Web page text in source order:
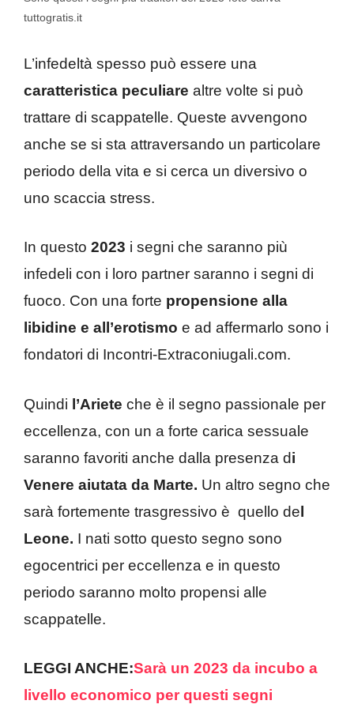
tuttogratis.it
L’infedeltà spesso può essere una
caratteristica peculiare altre volte si può
trattare di scappatelle. Queste avvengono
anche se si sta attraversando un particolare
periodo della vita e si cerca un diversivo o
uno scaccia stress.
In questo 2023 i segni che saranno più
infedeli con i loro partner saranno i segni di
fuoco. Con una forte propensione alla
libidine e all’erotismo e ad affermarlo sono i
fondatori di Incontri-Extraconiugali.com.
Quindi l’Ariete che è il segno passionale per
eccellenza, con un a forte carica sessuale
saranno favoriti anche dalla presenza di
Venere aiutata da Marte. Un altro segno che
sarà fortemente trasgressivo è quello del
Leone. I nati sotto questo segno sono
egocentrici per eccellenza e in questo
periodo saranno molto propensi alle
scappatelle.
LEGGI ANCHE:Sarà un 2023 da incubo a
livello economico per questi segni